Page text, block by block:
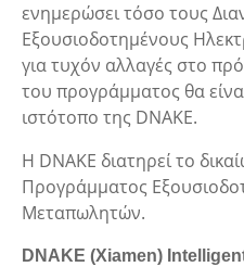
ενημερώσει τόσο τους
Εξουσιοδοτημένους
για τυχόν αλλαγές στο
του προγράμματος θα
ιστότοπο της DNAKE.
Η DNAKE διατηρεί το
Προγράμματος
Μεταπωλητών.
DNAKE (Xiamen)